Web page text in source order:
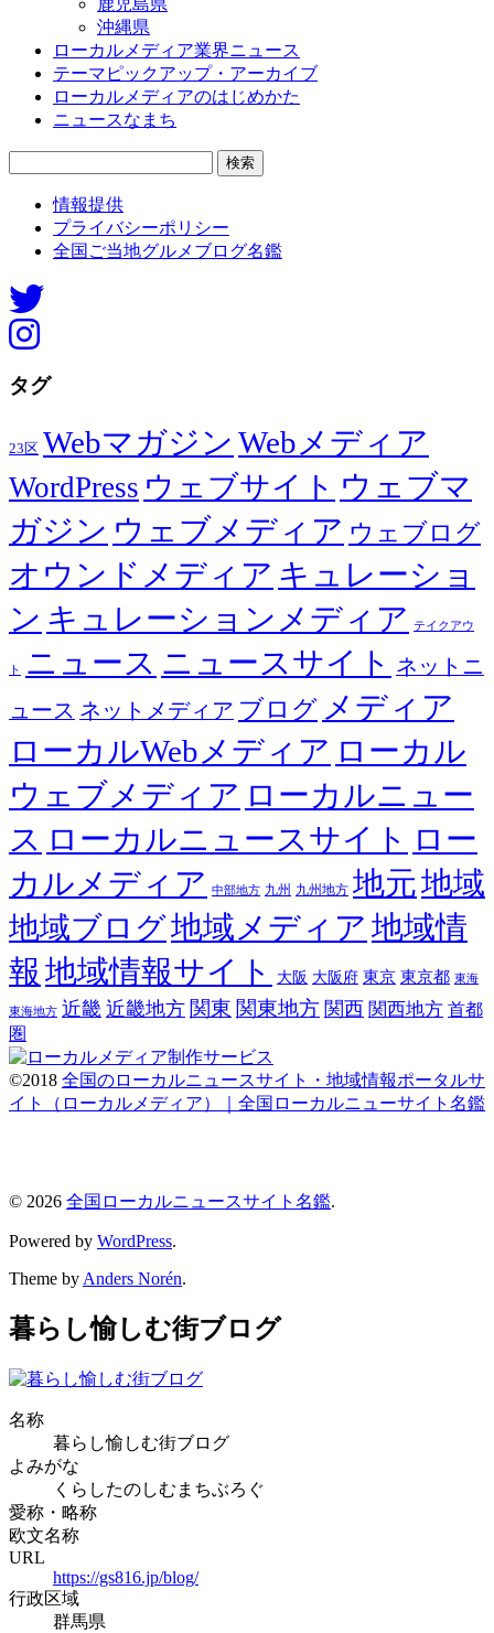
沖縄県
ローカルメディア業界ニュース
テーマピックアップ・アーカイブ
ローカルメディアのはじめかた
ニュースなまち
情報提供
プライバシーポリシー
全国ご当地グルメブログ名鑑
タグ
23区 Webマガジン Webメディア
WordPress ウェブサイト ウェブマ
ガジン ウェブメディア ウェブログ
オウンドメディア キュレーショ
ン キュレーションメディア テイクアウ
ト ニュース ニュースサイト ネットニ
ュース ネットメディア ブログ メディア
ローカルWebメディア ローカル
ウェブメディア ローカルニュー
ス ローカルニュースサイト ロー
カルメディア 中部地方 九州 九州地方 地元地域
地域ブログ地域メディア 地域情
報 地域情報サイト 大阪 大阪府 東京 東京都 東海
東海地方 近畿 近畿地方 関東 関東地方 関西 関西地方 首都
圏
©2018 全国のローカルニュースサイト・地域情報ポータルサ
イト（ローカルメディア）｜全国ローカルニューサイト名鑑
© 2026 全国ローカルニュースサイト名鑑.
Powered by WordPress.
Theme by Anders Norén.
暮らし愉しむ街ブログ
名称
暮らし愉しむ街ブログ
よみがな
くらしたのしむまちぶろぐ
愛称・略称
欧文名称
URL
https://gs816.jp/blog/
行政区域
群馬県